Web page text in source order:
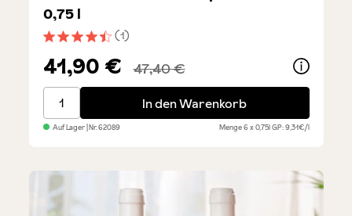
Durchschnittliche Bewertung von 4.5 von 5 Sternen
(1)
0,75 l
41,90 € 47,40 €
Primitivo Rosato IGP - Sparset 6 x 0,75 l
In den Warenkorb
Auf Lager| Nr.62089 Menge6 x 0,75lGP: 9,31€/l